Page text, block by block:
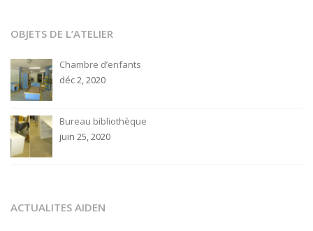
OBJETS DE L’ATELIER
Chambre d’enfants
déc 2, 2020
Bureau bibliothèque
juin 25, 2020
ACTUALITES AIDEN